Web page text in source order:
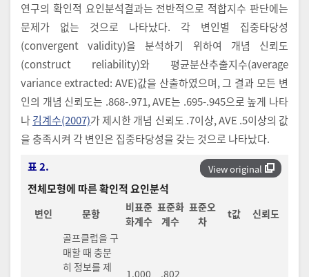
연구의 확인적 요인분석결과는 전반적으로 적합지수 판단에는
문제가 없는 것으로 나타났다. 각 변인별 집중타당성
(convergent validity)을 분석하기 위하여 개념 신뢰도
(construct reliability)와 평균분산추출지수(average
variance extracted: AVE)값을 산출하였으며, 그 결과 모든 변
인의 개념 신뢰도는 .868-.971, AVE는 .695-.945으로 높게 나타
나김계수(2007)가 제시한 개념 신뢰도 .7이상, AVE .5이상의 값
을 충족시켜 각 변인은 집중타당성을 갖는 것으로 나타났다.
View original
표 2.
전체모형에 따른 확인적 요인분석
변인 문항
비표준
화계수
표준화
계수
표준오
차
t값
신뢰도
골프클럽을 구
매할 때 충분
히 정보를 제
1.000 .802